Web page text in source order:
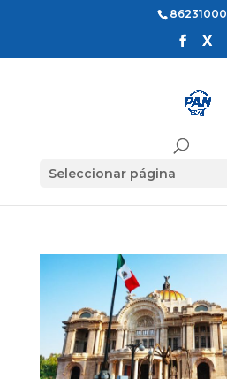
86231000
Seleccionar página